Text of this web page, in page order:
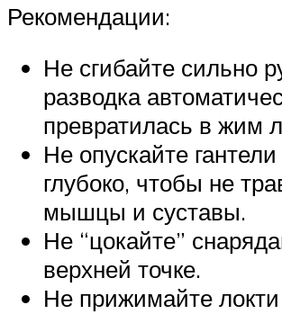
Рекомендации:
Не сгибайте сильно
разводка
превратилась в жим
Не опускайте
глубоко, чтобы не
мышцы и суставы.
Не “цокайте”
верхней точке.
Не прижимайте локти